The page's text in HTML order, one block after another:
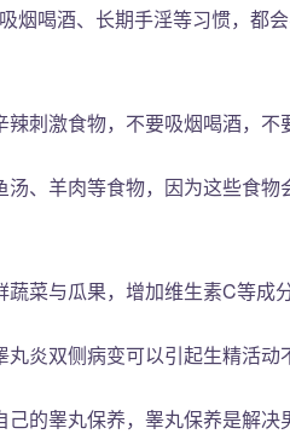
烟喝酒、长期手淫等习惯，都
辣刺激食物，不要吸烟喝酒，不
汤、羊肉等食物，因为这些食
菜与瓜果，增加维生素C等成
炎双侧病变可以引起生精活动
己的睾丸保养，睾丸保养是解